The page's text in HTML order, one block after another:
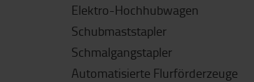
Elektro-Hochhubwagen
Schubmaststapler
Schmalgangstapler
Automatisierte Flurförderzeuge